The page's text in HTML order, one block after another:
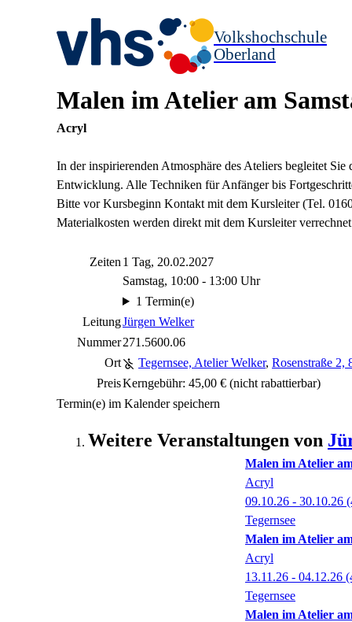
Volkshochschule
Oberland
Malen im Atelier am
Acryl
In der inspirierenden Atmosphäre des Ateliers begleitet
Entwicklung. Alle Techniken für Anfänger bis
Bitte vor Kursbeginn Kontakt mit dem Kursleiter (Tel.
Materialkosten werden direkt mit dem Kursleiter
Zeiten 1 Tag, 20.02.2027
Samstag, 10:00 - 13:00 Uhr
1 Termin(e)
LeitungJürgen Welker
Nummer271.5600.06
Ort
Tegernsee, Atelier Welker, Rosenstraße 2,
PreisKerngebühr: 45,00 € (nicht rabattierbar)
Termin(e) im Kalender speichern
Weitere Veranstaltungen von
Malen im Atelier
Acryl
09.10.26 - 30.10.26
Tegernsee
Malen im Atelier
Acryl
13.11.26 - 04.12.26
Tegernsee
Malen im Atelier